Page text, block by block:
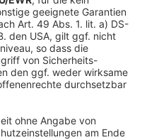
Kind davon